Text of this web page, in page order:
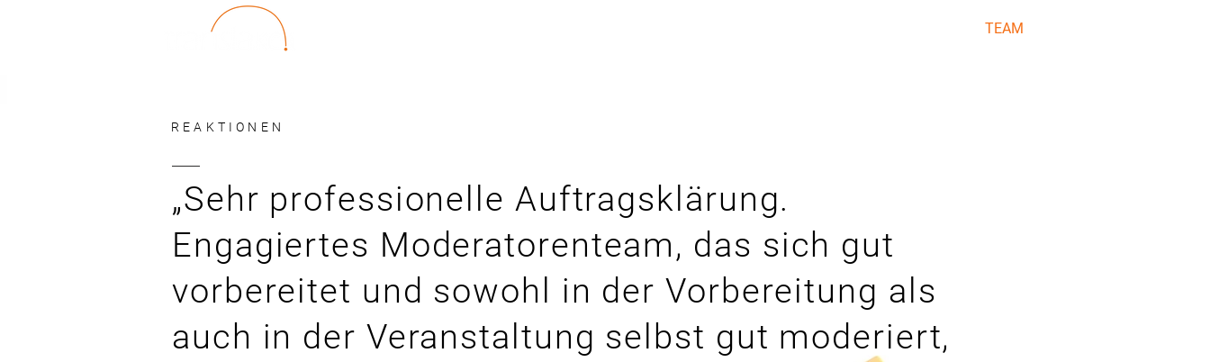
TEAM
REAKTIONEN
„Sehr professionelle Auftragsklärung.
Engagiertes Moderatorenteam, das sich gut
vorbereitet und sowohl in der Vorbereitung als
auch in der Veranstaltung selbst gut moderiert,